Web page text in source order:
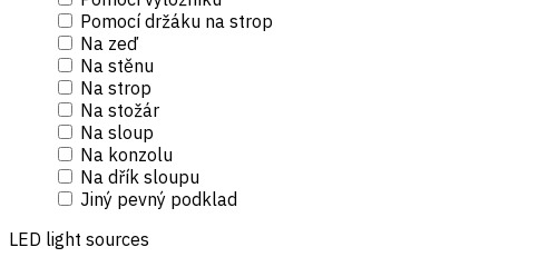
Pomocí držáku na strop
Na zeď
Na stěnu
Na strop
Na stožár
Na sloup
Na konzolu
Na dřík sloupu
Jiný pevný podklad
LED light sources